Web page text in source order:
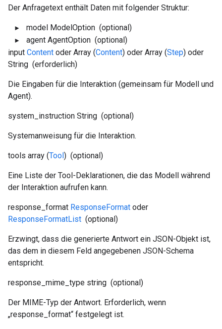
Der Anfragetext enthält Daten mit folgender Struktur:
model ModelOption (optional)
agent AgentOption (optional)
input Content oder Array (Content) oder Array (Step) oder
String (erforderlich)
Die Eingaben für die Interaktion (gemeinsam für Modell und
Agent).
system_instruction String (optional)
Systemanweisung für die Interaktion.
tools array (Tool) (optional)
Eine Liste der Tool-Deklarationen, die das Modell während
der Interaktion aufrufen kann.
response_format ResponseFormat oder
ResponseFormatList (optional)
Erzwingt, dass die generierte Antwort ein JSON-Objekt ist,
das dem in diesem Feld angegebenen JSON-Schema
entspricht.
response_mime_type string (optional)
Der MIME-Typ der Antwort. Erforderlich, wenn
„response_format“ festgelegt ist.